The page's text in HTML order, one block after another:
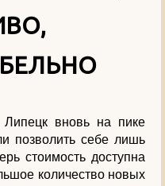
Липецк вновь на пике
позволить себе лишь
стоимость доступна
количество новых